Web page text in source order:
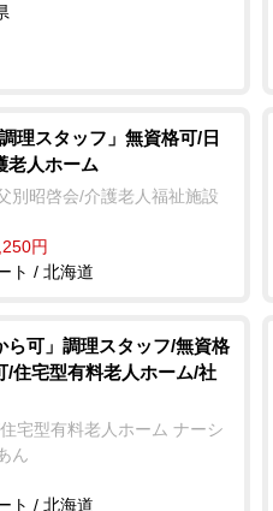
調理スタッフ」無資格可/日
老人ホーム
別昭啓会/介護老人福祉施設
円
ト / 北海道
ら可」調理スタッフ/無資格
/住宅型有料老人ホーム/社
宅型有料老人ホーム ナーシ
ん
ト / 北海道